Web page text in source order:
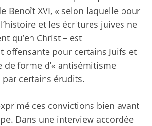
Benoît XVI, « selon laquelle pour
et les écritures juives ne
qu’en Christ – est
offensante pour certains Juifs et
de forme d’« antisémitisme
certains érudits.
ces convictions bien avant
Dans une interview accordée